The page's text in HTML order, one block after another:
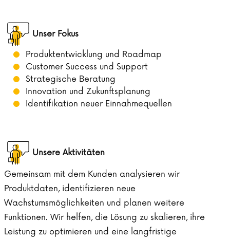
Unser Fokus
Produktentwicklung und Roadmap
Customer Success und Support
Strategische Beratung
Innovation und Zukunftsplanung
Identifikation neuer Einnahmequellen
Unsere Aktivitäten
Gemeinsam mit dem Kunden analysieren wir
Produktdaten, identifizieren neue
Wachstumsmöglichkeiten und planen weitere
Funktionen. Wir helfen, die Lösung zu skalieren, ihre
Leistung zu optimieren und eine langfristige